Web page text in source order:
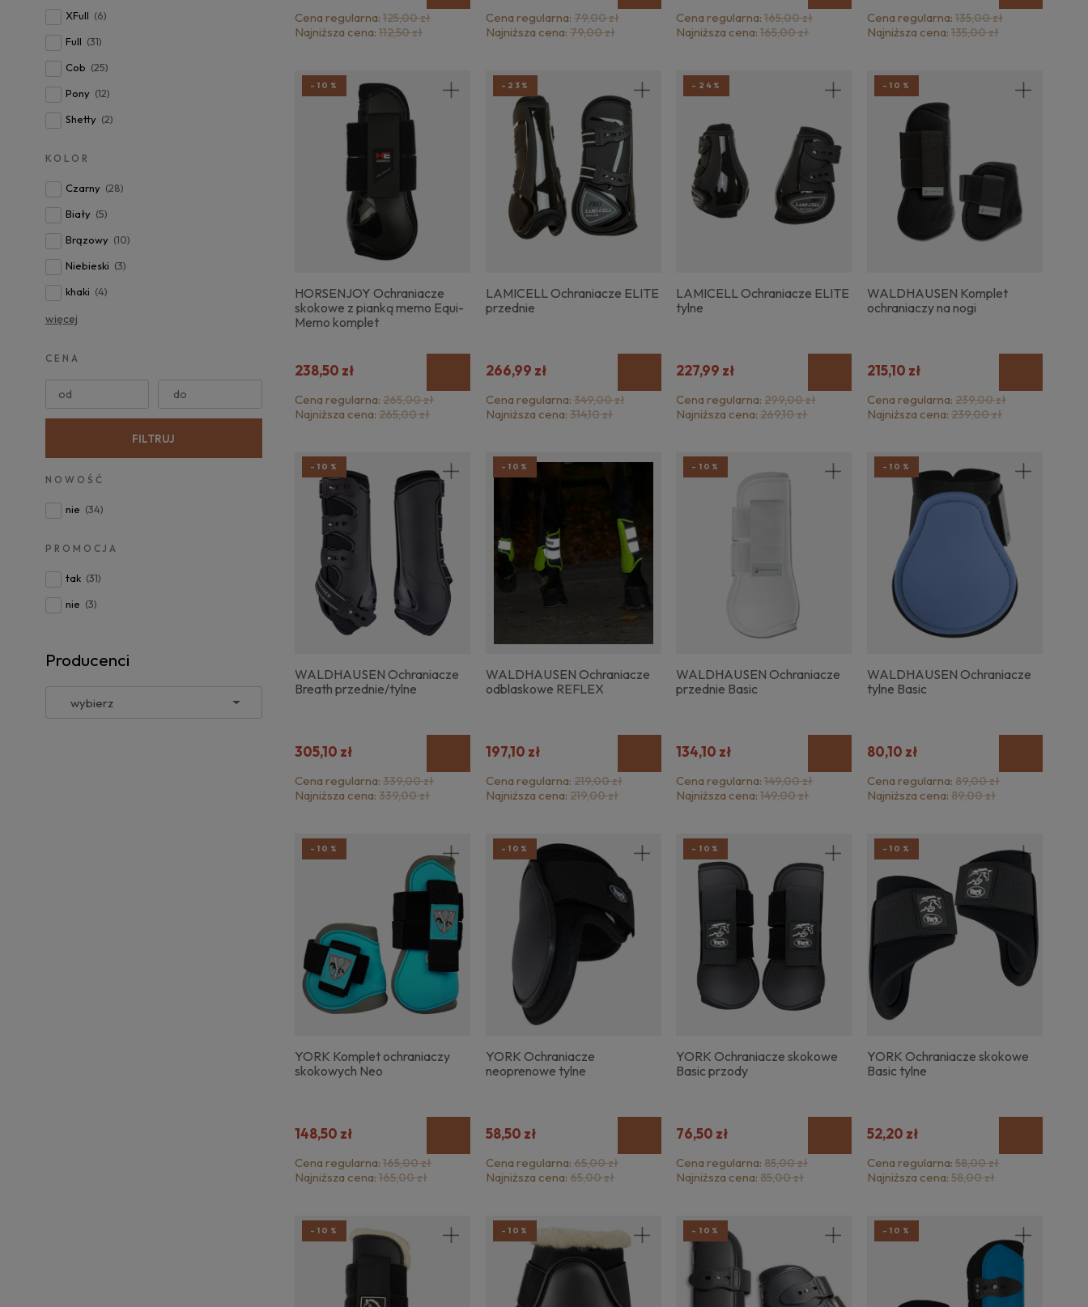
XFull (6)
Full (31)
Cob (25)
Pony (12)
Shetty (2)
KOLOR
Czarny (28)
Biały (5)
Brązowy (10)
Niebieski (3)
khaki (4)
więcej
CENA
od do
FILTRUJ
NOWOŚĆ
nie (34)
PROMOCJA
tak (31)
nie (3)
Producenci
Cena regularna:125,00 zł
Najniższa cena:112,50 zł
Cena regularna: 79,00 zł
Najniższa cena: 79,00 zł
Cena regularna:165,00 zł
Najniższa cena:165,00 zł
Cena regularna:135,00 zł
Najniższa cena:135,00 zł
HORSENJOY Ochraniacze
skokowe z pianką memo Equi-
Memo komplet
238,50 zł
Cena regularna:265,00 zł
Najniższa cena:265,00 zł
-10%
LAMICELL Ochraniacze ELITE
przednie
266,99 zł
Cena regularna: 349,00 zł
Najniższa cena: 314,10 zł
-23%
LAMICELL Ochraniacze ELITE
tylne
227,99 zł
Cena regularna:299,00 zł
Najniższa cena:269,10 zł
-24%
WALDHAUSEN Komplet
ochraniaczy na nogi
215,10 zł
Cena regularna:239,00 zł
Najniższa cena:239,00 zł
-10%
WALDHAUSEN Ochraniacze
Breath przednie/tylne
305,10 zł
Cena regularna:339,00 zł
Najniższa cena:339,00 zł
-10%
WALDHAUSEN Ochraniacze
odblaskowe REFLEX
197,10 zł
Cena regularna: 219,00 zł
Najniższa cena: 219,00 zł
-10%
WALDHAUSEN Ochraniacze
przednie Basic
134,10 zł
Cena regularna:149,00 zł
Najniższa cena:149,00 zł
-10%
WALDHAUSEN Ochraniacze
tylne Basic
80,10 zł
Cena regularna:89,00 zł
Najniższa cena:89,00 zł
-10%
YORK Komplet ochraniaczy
skokowych Neo
148,50 zł
Cena regularna:165,00 zł
Najniższa cena:165,00 zł
-10%
YORK Ochraniacze
neoprenowe tylne
58,50 zł
Cena regularna: 65,00 zł
Najniższa cena: 65,00 zł
-10%
YORK Ochraniacze skokowe
Basic przody
76,50 zł
Cena regularna:85,00 zł
Najniższa cena:85,00 zł
-10%
YORK Ochraniacze skokowe
Basic tylne
52,20 zł
Cena regularna:58,00 zł
Najniższa cena:58,00 zł
-10%
-10% -10% -10% -10%